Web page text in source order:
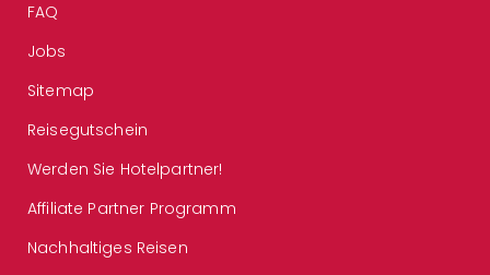
FAQ
Jobs
Sitemap
Reisegutschein
Werden Sie Hotelpartner!
Affiliate Partner Programm
Nachhaltiges Reisen